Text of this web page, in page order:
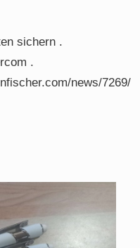
sichern .
.
news/7269/